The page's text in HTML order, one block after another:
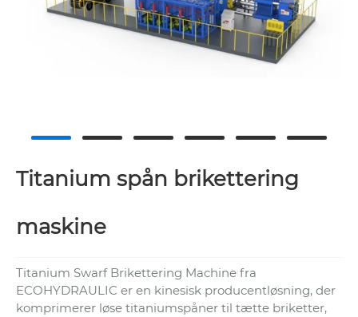
Titanium spån brikettering
maskine
Titanium Swarf Brikettering Machine fra
ECOHYDRAULIC er en kinesisk producentløsning, der
komprimerer løse titaniumspåner til tætte briketter,